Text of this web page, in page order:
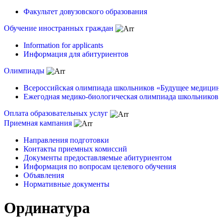
Факультет довузовского образования
Обучение иностранных граждан
Information for applicants
Информация для абитуриентов
Олимпиады
Всероссийская олимпиада школьников «Будущее
Ежегодная медико-биологическая олимпиада школьников
Оплата образовательных услуг
Приемная кампания
Направления подготовки
Контакты приемных комиссий
Документы предоставляемые абитуриентом
Информация по вопросам целевого обучения
Объявления
Нормативные документы
Ординатура